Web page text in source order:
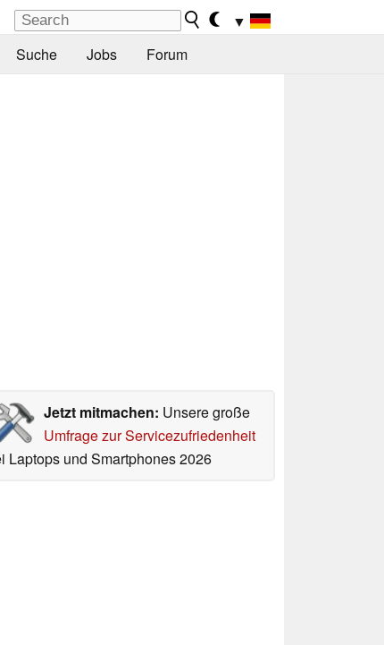
▼
Suche Jobs Forum
Jetzt mitmachen: Unsere große
Umfrage zur Servicezufriedenheit
Laptops und Smartphones 2026